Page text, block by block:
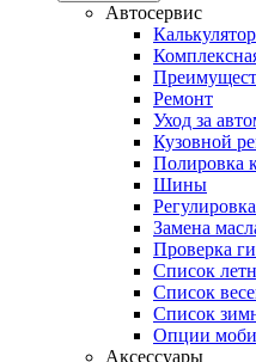
Автосервис
Ремонт
Уход за
Кузовной
Полировка
Шины
Замена
Проверка
Список
Список
Список
Опции
Аксессуары